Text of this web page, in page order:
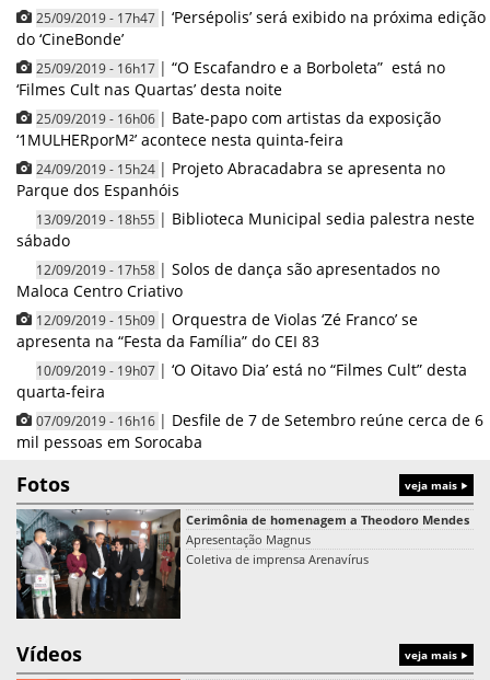
25/09/2019 - 17h47 | ‘Persépolis’ será exibido na próxima edição
do ‘CineBonde’
25/09/2019 - 16h17 | “O Escafandro e a Borboleta” está no
‘Filmes Cult nas Quartas’ desta noite
25/09/2019 - 16h06 | Bate-papo com artistas da exposição
‘1MULHERporM²’ acontece nesta quinta-feira
24/09/2019 - 15h24 | Projeto Abracadabra se apresenta no
Parque dos Espanhóis
13/09/2019 - 18h55 | Biblioteca Municipal sedia palestra neste
sábado
12/09/2019 - 17h58 | Solos de dança são apresentados no
Maloca Centro Criativo
12/09/2019 - 15h09 | Orquestra de Violas ‘Zé Franco’ se
apresenta na “Festa da Família” do CEI 83
10/09/2019 - 19h07 | ‘O Oitavo Dia’ está no “Filmes Cult” desta
quarta-feira
07/09/2019 - 16h16 | Desfile de 7 de Setembro reúne cerca de 6
mil pessoas em Sorocaba
Fotos veja mais
Cerimônia de homenagem a Theodoro Mendes
Apresentação Magnus
Coletiva de imprensa Arenavírus
Vídeos veja mais